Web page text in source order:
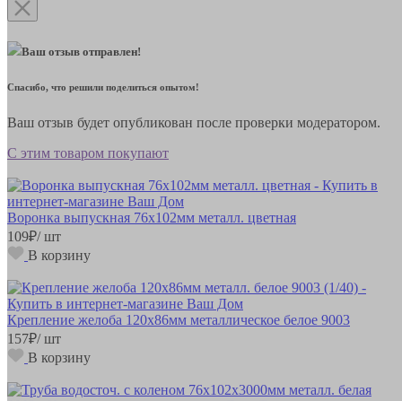
Ваш отзыв отправлен!
Спасибо, что решили поделиться опытом!
Ваш отзыв будет опубликован после проверки модератором.
С этим товаром покупают
Воронка выпускная 76х102мм металл. цветная
109₽/ шт
В корзину
Крепление желоба 120х86мм металлическое белое 9003
157₽/ шт
В корзину